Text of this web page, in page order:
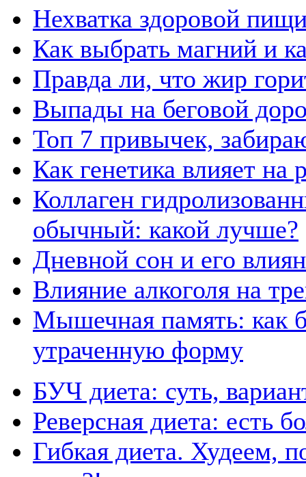
Нехватка здоровой
Как выбрать магний и
Правда ли, что жир
Выпады на беговой
Топ 7 привычек,
Как генетика влияет
Коллаген
обычный: какой лучше?
Дневной сон и его
Влияние алкоголя на
Мышечная память: как
утраченную форму
БУЧ диета: суть,
Реверсная диета: есть
Гибкая диета. Худеем,